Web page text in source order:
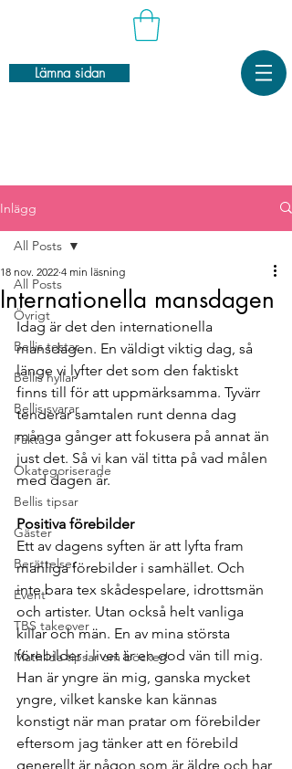
Lämna sidan
Inlägg
All Posts
Övrigt
Bellis testar
Bellis hyllar
Bellis svarar
Fakta
Okategoriserade
Bellis tipsar
Gäster
Berättelser
Event
TBS takeover
Mathilda tipsar om böcker!
All Posts
Internationella mansdagen
18 nov. 2022 4 min läsning
Idag är det den internationella
mansdagen. En väldigt viktig dag, så
länge vi lyfter det som den faktiskt
finns till för att uppmärksamma. Tyvärr
tenderar samtalen runt denna dag
många gånger att fokusera på annat än
just det. Så vi kan väl titta på vad målen
med dagen är.
Positiva förebilder
Ett av dagens syften är att lyfta fram
manliga förebilder i samhället. Och
inte bara tex skådespelare, idrottsmän
och artister. Utan också helt vanliga
killar och män. En av mina största
förebilder i livet är en god vän till mig.
Han är yngre än mig, ganska mycket
yngre, vilket kanske kan kännas
konstigt när man pratar om förebilder
eftersom jag tänker att en förebild
generellt är någon som är äldre och har